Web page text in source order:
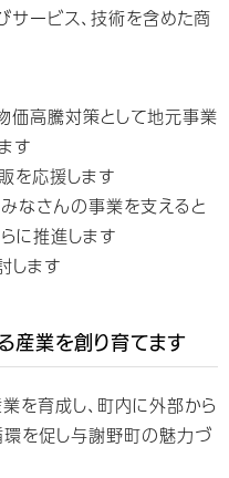
サービス、技術を含めた商
価高騰対策として地元事業
す
を応援します
なさんの事業を支えると
に推進します
します
産業を創り育てます
を育成し、町内に外部から
を促し与謝野町の魅力づ